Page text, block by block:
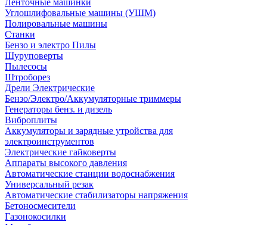
Ленточные машинки
Углошлифовальные машины (УШМ)
Полировальные машины
Станки
Бензо и электро Пилы
Шуруповерты
Пылесосы
Штроборез
Дрели Электрические
Бензо/Электро/Аккумуляторные триммеры
Генераторы бенз. и дизель
Виброплиты
Аккумуляторы и зарядные утройства для
электроинструментов
Электрические гайковерты
Аппараты высокого давления
Автоматические станции водоснабжения
Универсальный резак
Автоматические стабилизаторы напряжения
Бетоносмесители
Газонокосилки